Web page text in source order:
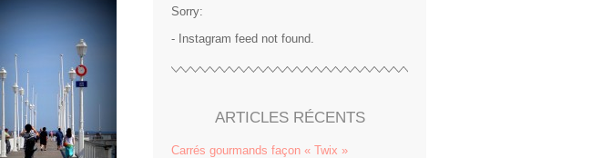
Sorry:
- Instagram feed not found.
ARTICLES RÉCENTS
Carrés gourmands façon « Twix »